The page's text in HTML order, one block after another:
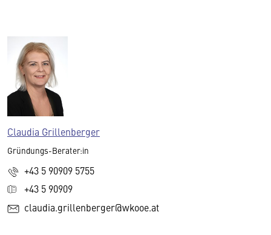
Claudia Grillenberger
Gründungs-Berater:in
+43 5 90909 5755
+43 5 90909
claudia.grillenberger@wkooe.at